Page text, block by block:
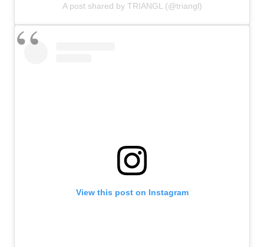
A post shared by TRIANGL (@triangl)
View this post on Instagram